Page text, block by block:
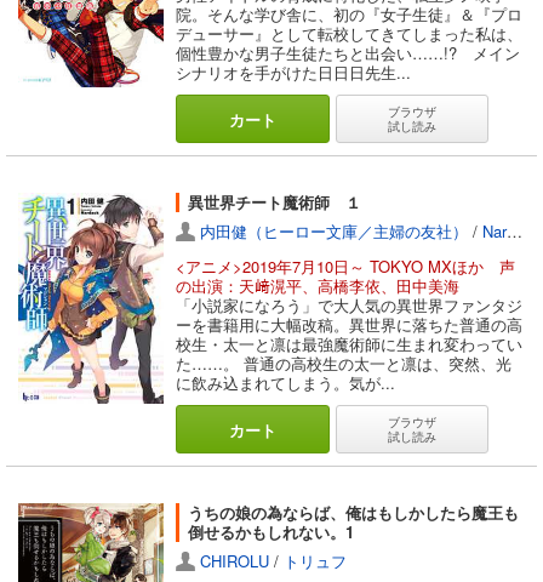
院。そんな学び舎に、初の『女子生徒』＆『プロ
デューサー』として転校してきてしまった私は、
個性豊かな男子生徒たちと出会い……!? メイン
シナリオを手がけた日日日先生...
カート
ブラウザ
試し読み
異世界チート魔術師 １
内田健（ヒーロー文庫／主婦の友社）
/ Nardack
<アニメ>2019年7月10日～ TOKYO MXほか 声
の出演：天﨑滉平、高橋李依、田中美海
「小説家になろう」で大人気の異世界ファンタジ
ーを書籍用に大幅改稿。異世界に落ちた普通の高
校生・太一と凛は最強魔術師に生まれ変わってい
た……。 普通の高校生の太一と凛は、突然、光
に飲み込まれてしまう。気が...
カート
ブラウザ
試し読み
うちの娘の為ならば、俺はもしかしたら魔王も
倒せるかもしれない。1
CHIROLU / トリュフ